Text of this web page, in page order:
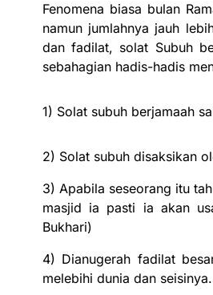
Fenomena biasa bulan
namun jumlahnya jauh
dan fadilat, solat Subuh
sebahagian hadis-hadis
1) Solat subuh berjamaah
2) Solat subuh disaksikan
3) Apabila seseorang itu
masjid ia pasti ia akan
Bukhari)
4) Dianugerah fadilat
melebihi dunia dan